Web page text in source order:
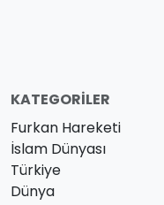
KATEGORILER
Furkan Hareketi
İslam Dünyası
Türkiye
Dünya